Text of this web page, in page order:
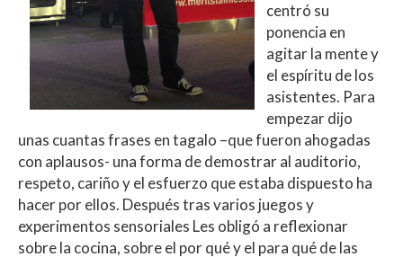
centró su
ponencia en
agitar la mente y
el espíritu de los
asistentes. Para
empezar dijo
unas cuantas frases en tagalo –que fueron ahogadas
con aplausos- una forma de demostrar al auditorio,
respeto, cariño y el esfuerzo que estaba dispuesto ha
hacer por ellos. Después tras varios juegos y
experimentos sensoriales Les obligó a reflexionar
sobre la cocina, sobre el por qué y el para qué de las